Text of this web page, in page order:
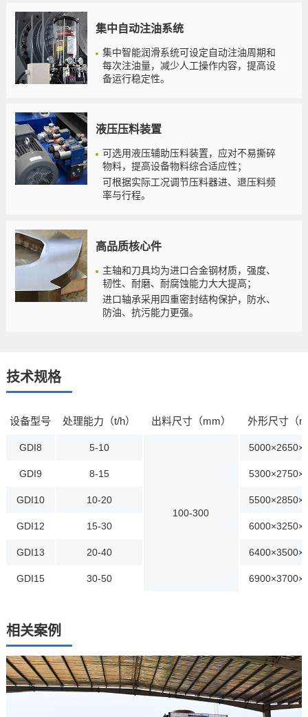
集中自动注油系统
集中智能润滑系统可设定自动注油周期和
每次注油量，减少人工操作内容，提高设
备运行稳定性。
液压压料装置
可选用液压辅助压料装置，应对不易撕碎
物料，提高设备物料综合适应性；
可根据实际工况调节压料器进、退压料频
率与行程。
高品质核心件
主轴和刀具均为进口合金钢材质，强度、
韧性、耐磨、耐腐蚀能力大大提高；
进口轴承采用四重密封结构保护，防水、
防油、抗污能力更强。
技术规格
设备型号 处理能力（t/h） 出料尺寸（mm） 外形尺寸（
GDI8 5-10
100-300
GDI9 8-15
GDI10 10-20
GDI12 15-30
GDI13 20-40
GDI15 30-50
相关案例